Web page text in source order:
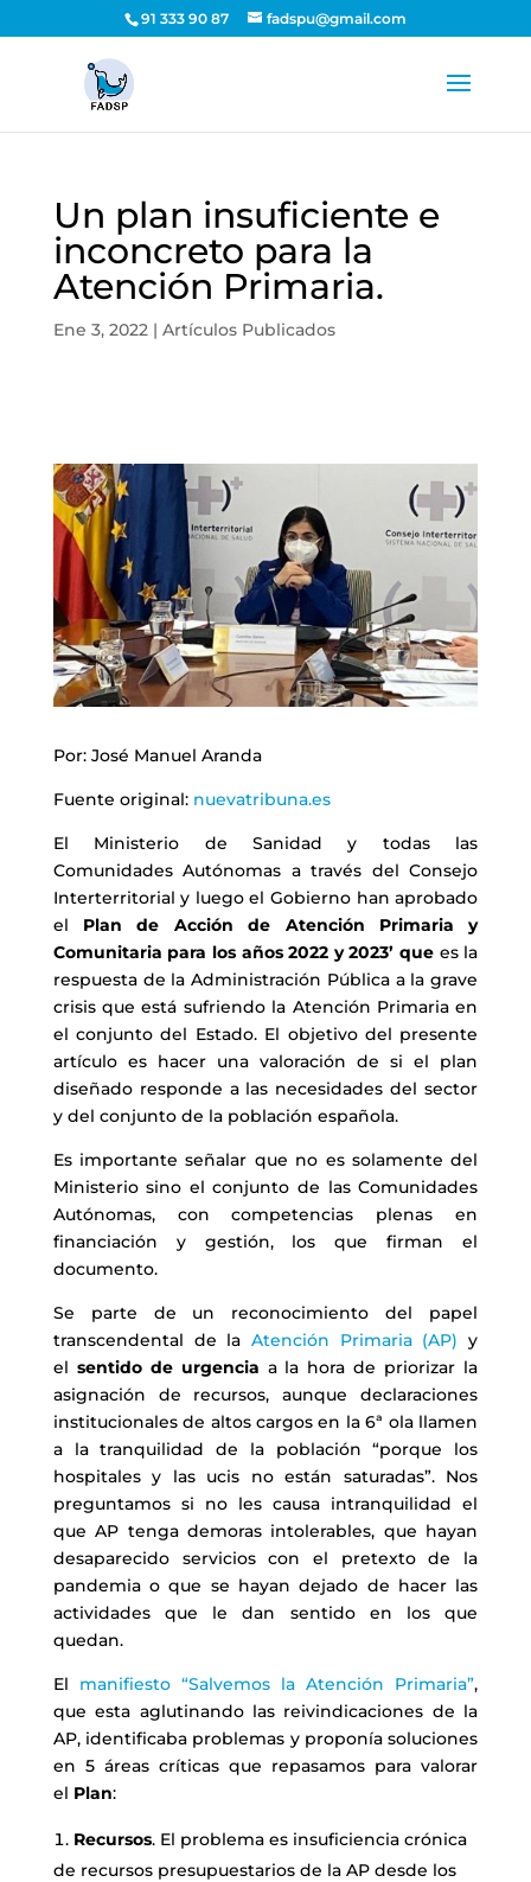
91 333 90 87 fadspu@gmail.com
Un plan insuficiente e
inconcreto para la
Atención Primaria.
Ene 3, 2022| Artículos Publicados
Por: José Manuel Aranda
Fuente original: nuevatribuna.es
El Ministerio de Sanidad y todas las
Comunidades Autónomas a través del Consejo
Interterritorial y luego el Gobierno han aprobado
el Plan de Acción de Atención Primaria y
Comunitaria para los años 2022 y 2023’ que es la
respuesta de la Administración Pública a la grave
crisis que está sufriendo la Atención Primaria en
el conjunto del Estado. El objetivo del presente
artículo es hacer una valoración de si el plan
diseñado responde a las necesidades del sector
y del conjunto de la población española.
Es importante señalar que no es solamente del
Ministerio sino el conjunto de las Comunidades
Autónomas, con competencias plenas en
financiación y gestión, los que firman el
documento.
Se parte de un reconocimiento del papel
transcendental de la Atención Primaria (AP) y
el sentido de urgencia a la hora de priorizar la
asignación de recursos, aunque declaraciones
institucionales de altos cargos en la 6ª ola llamen
a la tranquilidad de la población “porque los
hospitales y las ucis no están saturadas”. Nos
preguntamos si no les causa intranquilidad el
que AP tenga demoras intolerables, que hayan
desaparecido servicios con el pretexto de la
pandemia o que se hayan dejado de hacer las
actividades que le dan sentido en los que
quedan.
El manifiesto “Salvemos la Atención Primaria”,
que esta aglutinando las reivindicaciones de la
AP, identificaba problemas y proponía soluciones
en 5 áreas críticas que repasamos para valorar
el Plan:
Recursos. El problema es insuficiencia crónica
de recursos presupuestarios de la AP desde los